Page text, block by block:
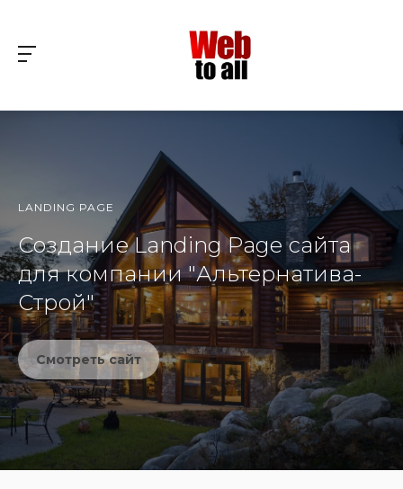
LANDING PAGE
Создание Landing Page сайта
для компании "Альтернатива-
Строй"
Смотреть сайт